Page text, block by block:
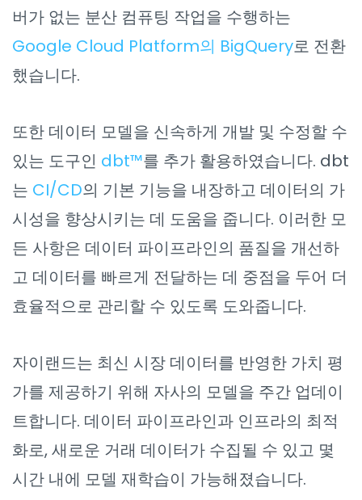
버가 없는 분산 컴퓨팅 작업을 수행하는
Google Cloud Platform의 BigQuery로 전환
했습니다.
또한 데이터 모델을 신속하게 개발 및 수정할 수
있는 도구인 dbt™를 추가 활용하였습니다. dbt
는 CI/CD의 기본 기능을 내장하고 데이터의 가
시성을 향상시키는 데 도움을 줍니다. 이러한 모
든 사항은 데이터 파이프라인의 품질을 개선하
고 데이터를 빠르게 전달하는 데 중점을 두어 더
효율적으로 관리할 수 있도록 도와줍니다.
자이랜드는 최신 시장 데이터를 반영한 가치 평
가를 제공하기 위해 자사의 모델을 주간 업데이
트합니다. 데이터 파이프라인과 인프라의 최적
화로, 새로운 거래 데이터가 수집될 수 있고 몇
시간 내에 모델 재학습이 가능해졌습니다.